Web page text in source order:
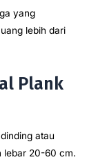
yang
lebih dari
Plank
atau
lebar 20-60 cm.